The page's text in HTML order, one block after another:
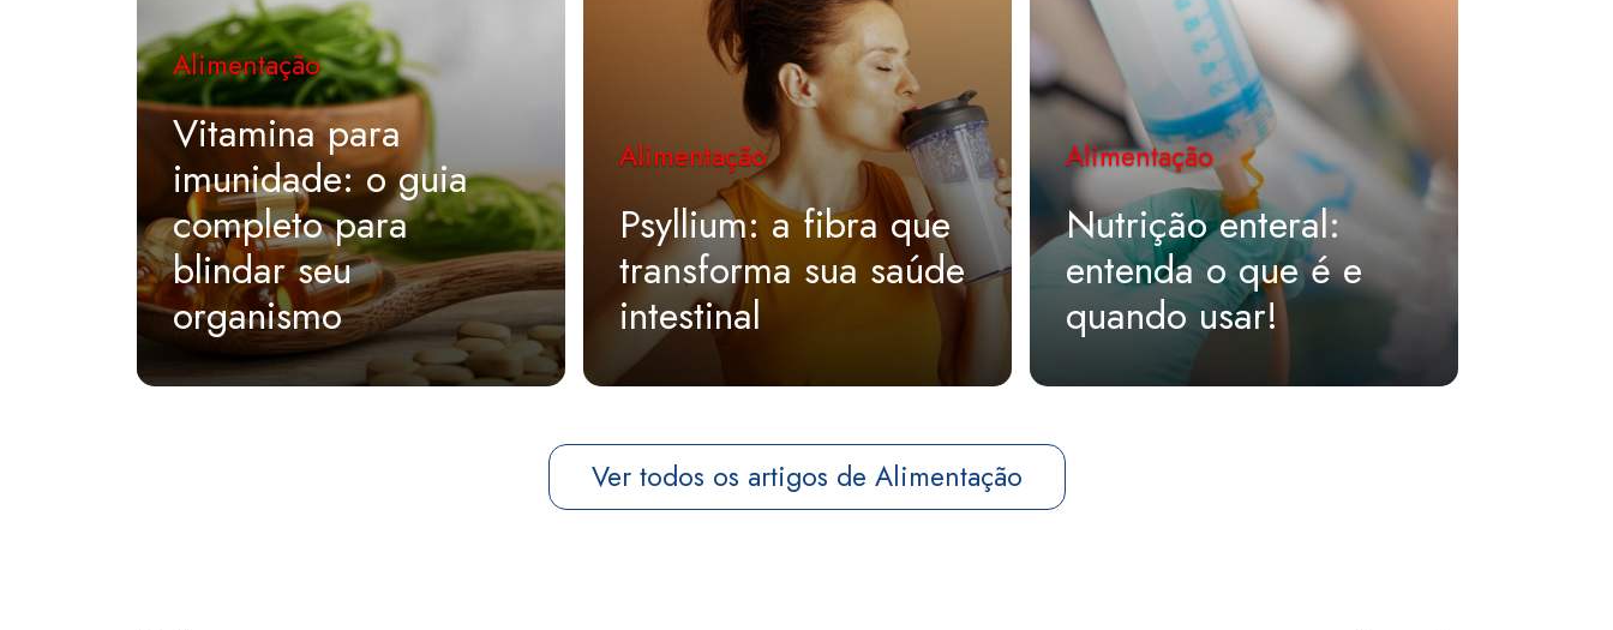
Alimentação
Vitamina para
imunidade: o guia
completo para
blindar seu
organismo
Alimentação
Psyllium: a fibra que
transforma sua saúde
intestinal
Alimentação
Nutrição enteral:
entenda o que é e
quando usar!
Ver todos os artigos de Alimentação